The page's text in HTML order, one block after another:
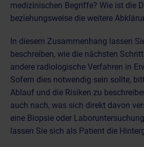
medizinischen Begriffe? Wie ist die
beziehungsweise die weitere
In diesem Zusammenhang lassen
beschreiben, wie die nächsten
andere radiologische Verfahren in
Sofern dies notwendig sein sollte,
Ablauf und die Risiken zu
auch nach, was sich direkt davon
eine Biopsie oder
lassen Sie sich als Patient die